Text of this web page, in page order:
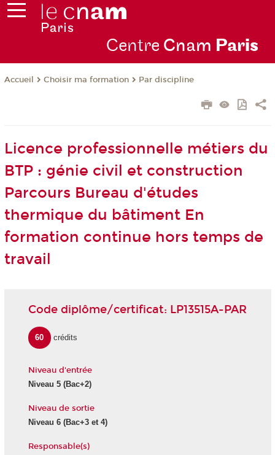
Centre Cnam Paris
Accueil Choisir ma formation Par discipline
Licence professionnelle métiers du
BTP : génie civil et construction
Parcours Bureau d'études
thermique du bâtiment En
formation continue hors temps de
travail
Code diplôme/certificat: LP13515A-PAR
60 crédits
Niveau d'entrée
Niveau 5(Bac+2)
Niveau de sortie
Niveau 6(Bac+3 et 4)
Responsable(s)